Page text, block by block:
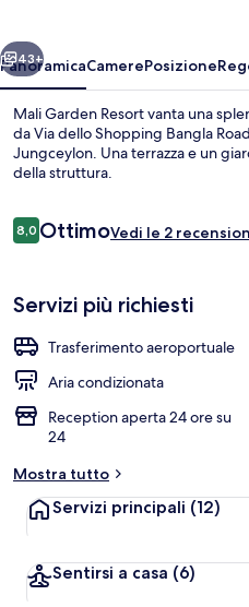
Avanti
43+
PanoramicaCamerePosizione
Mali Garden Resort vanta una
da Via dello Shopping Bangla
Jungceylon. Una terrazza e un
della struttura.
Recensioni
8,08,0 su 10
OttimoVedi le 2
Servizi più richiesti
Trasferimento aeroportuale
Aria condizionata
Reception aperta 24 ore su
24
Mostra tutto
Servizi principali (12)
Sentirsi a casa (6)